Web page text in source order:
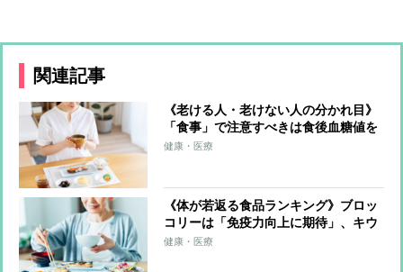
関連記事
《老ける人・老けない人の分かれ目》
「食事」で注意すべきは食後血糖値を
急上昇させる「高GI食品」 多くの食
健康・医療
《体が若返る食品ランキング》ブロッ
コリーは「免疫力向上に期待」、キウ
イフルーツは「睡眠へ好影響」 気を
健康・医療